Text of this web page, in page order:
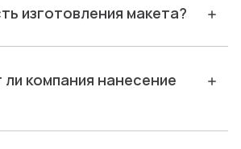
изготовления макета?
компания нанесение